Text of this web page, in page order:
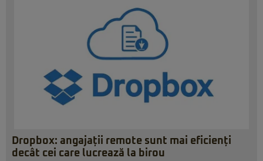
Dropbox: angajații remote sunt mai eficienți
decât cei care lucrează la birou